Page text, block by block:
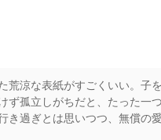
荒涼な表紙がすごくいい。子
ず孤立しがちだと、たった一
き過ぎとは思いつつ、無償